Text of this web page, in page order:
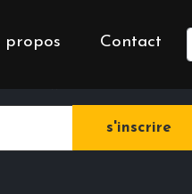
propos Contact
newsletter